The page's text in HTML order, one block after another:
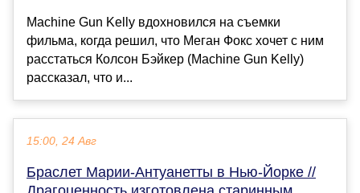
Machine Gun Kelly вдохновился на съемки
фильма, когда решил, что Меган Фокс хочет с ним
расстаться Колсон Бэйкер (Machine Gun Kelly)
рассказал, что и...
15:00, 24 Авг
Браслет Марии-Антуанетты в Нью-Йорке //